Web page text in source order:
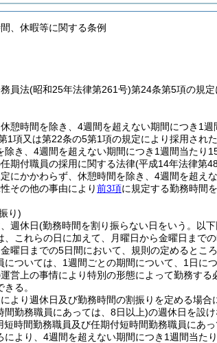
、休暇等に関する条例
員法(昭和25年法律第261号)第24条第5項の規
憩時間を除き、4週間を超えない期間につき1
1項又は第22条の5第1項の規定により採用され
除き、4週間を超えない期間につき1週間当たり
期付職員の採用に関する法律(平成14年法律第
にかかわらず、休憩時間を除き、4週間を超え
その他の事由により前3項に規定する勤務時間
り)
週休日(勤務時間を割り振らない日をいう。以
これらの日に加えて、月曜日から金曜日まで
曜日までの5日間において、規則の定めるとこ
については、1週間ごとの期間について、1日に
営上の事情により特別の形態によって勤務する
る。
より週休日及び勤務時間の割振りを定める場
間勤務職員にあっては、8日以上)の週休日を設け
短時間勤務職員及び任期付短時間勤務職員にあ
より、4週間を超えない期間につき1週間当た